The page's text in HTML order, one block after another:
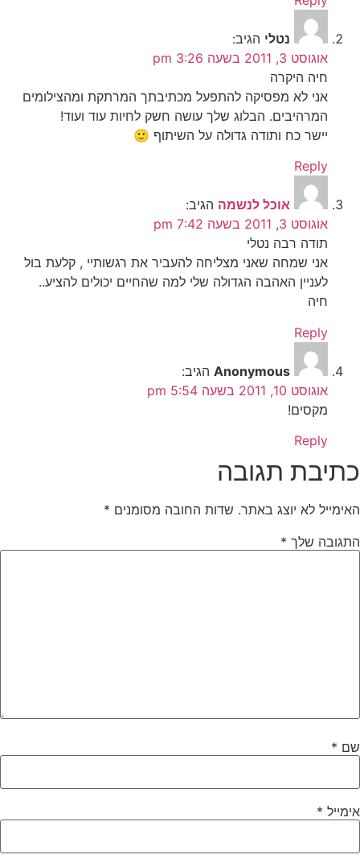
נטלי הגיב:
אוגוסט 3, 2011 בשעה 3:26 pm
חיה היקרה
אני לא מפסיקה להתפעל מכתיבתך המרתקת ומהצילומים
המרהיבים. הבלוג שלך עושה חשק לחיות עוד ועוד!
יישר כח ותודה גדולה על השיתוף 🙂
Reply
אוכל לנשמה הגיב:
אוגוסט 3, 2011 בשעה 7:42 pm
תודה רבה נטלי
אני שמחה שאני מצליחה להעביר את רגשותיי , קלעת בול
לעניין האהבה הגדולה שלי למה שהחיים יכולים להציע..
חיה
Reply
Anonymous הגיב:
אוגוסט 10, 2011 בשעה 5:54 pm
מקסים!
Reply
כתיבת תגובה
האימייל לא יוצג באתר. שדות החובה מסומנים *
התגובה שלך *
שם *
אימייל *